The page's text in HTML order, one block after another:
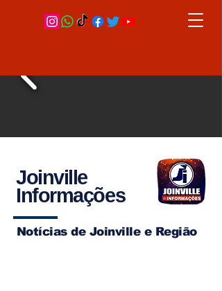
Joinville
Informações
Notícias de Joinville e Região